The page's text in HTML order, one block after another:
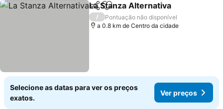
PartilharAdicionar aos favoritos
La Stanza Alternativa
/
Pontuação não disponível
a 0.8 km de Centro da cidade
Selecione as datas para ver os preços
exatos.
Ver preços